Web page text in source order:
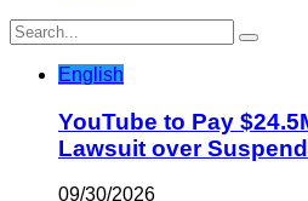
English
YouTube to Pay
Lawsuit over
09/30/2026